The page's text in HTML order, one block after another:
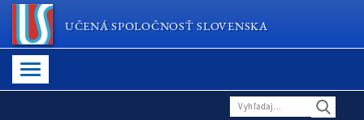
UČENÁ SPOLOČNOSŤ SLOVENSKA